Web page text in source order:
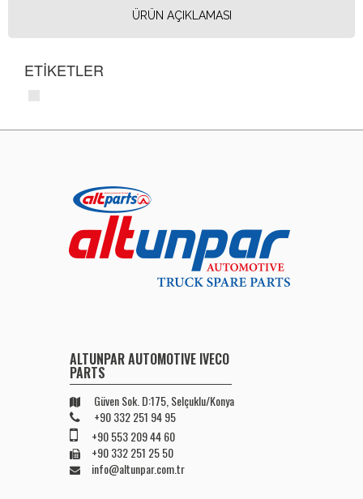
ÜRÜN AÇIKLAMASI
ETİKETLER
ALTUNPAR AUTOMOTIVE IVECO
PARTS
Güven Sok. D:175, Selçuklu/Konya
+90 332 251 94 95
+90 553 209 44 60
+90 332 251 25 50
info@altunpar.com.tr